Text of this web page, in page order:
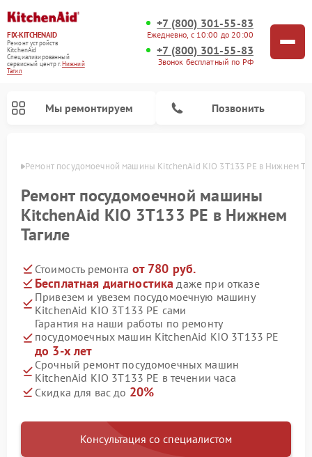
FIX-KITCHENAID
Ремонт устройств
KitchenAid
Специализированный
cервисный центр г.Нижний
Тагил
+7 (800) 301-55-83
Ежедневно, с 10:00 до 20:00
+7 (800) 301-55-83
Звонок бесплатный по РФ
Мы ремонтируем Позвонить
Ремонт посудомоечной машины KitchenAid KIO 3T133 PE в Нижнем
Ремонт посудомоечной машины
KitchenAid KIO 3T133 PE в Нижнем
Тагиле
Стоимость ремонта от 780 руб.
Бесплатная диагностика даже при отказе
Привезем и увезем посудомоечную машину
KitchenAid KIO 3T133 PE сами
Гарантия на наши работы по ремонту
посудомоечных машин KitchenAid KIO 3T133 PE
до 3-х лет
Срочный ремонт посудомоечных машин
KitchenAid KIO 3T133 PE в течении часа
Скидка для вас до 20%
Консультация со специалистом